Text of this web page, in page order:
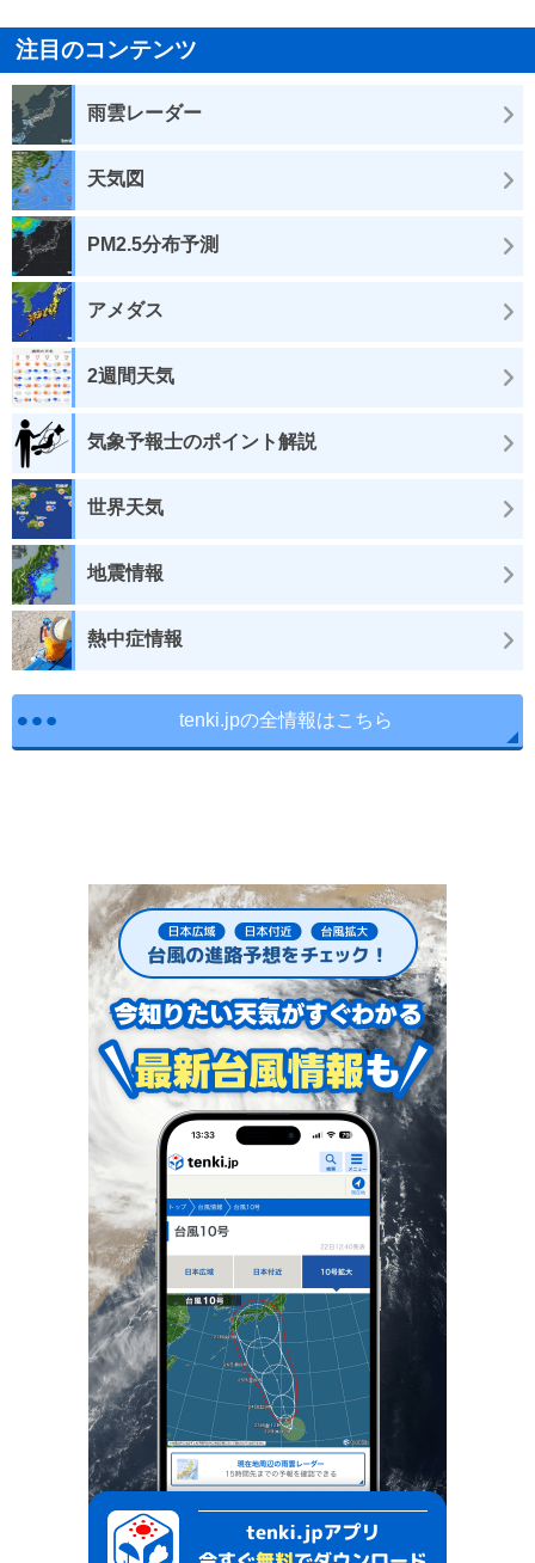
注目のコンテンツ
雨雲レーダー
天気図
PM2.5分布予測
アメダス
2週間天気
気象予報士のポイント解説
世界天気
地震情報
熱中症情報
tenki.jpの全情報はこちら